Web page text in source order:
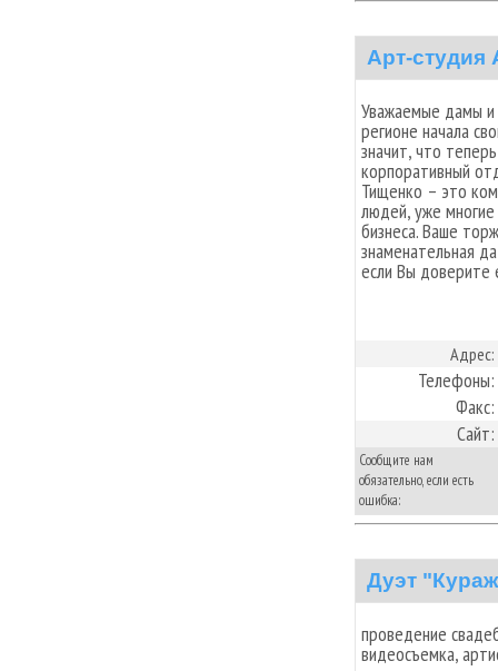
Арт-студия
Уважаемые дамы
регионе начала
значит, что
корпоративный
Тищенко – это
людей, уже
бизнеса. Ваше
знаменательная
если Вы доверите
Адрес:
Телефоны:
Факс:
Сайт:
Сообщите нам
обязательно, если есть
ошибка:
Дуэт
проведение
видеосъемка,